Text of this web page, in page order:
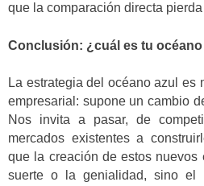
que la comparación directa
Conclusión: ¿cuál es tu océano
La estrategia del océano azul es
empresarial: supone un cambio
Nos invita a pasar, de
mercados existentes a
que la creación de estos nuevos
suerte o la genialidad, sino el